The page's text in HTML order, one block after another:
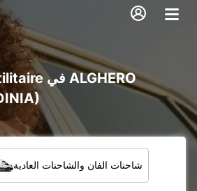
شاحنات الفان والشاحنات العادية